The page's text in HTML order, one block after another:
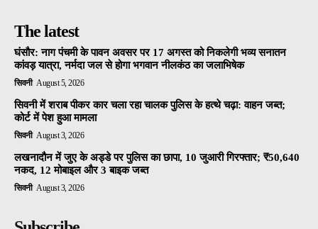
The latest
घंसौर: नाग पंचमी के पावन अवसर पर 17 अगस्त को निकलेगी भव्य सनातन
कांवड़ यात्रा, नर्मदा जल से होगा भगवान नीलकंठ का जलाभिषेक
सिवनी August 5, 2026
सिवनी में शराब पीकर कार चला रहा चालक पुलिस के हत्थे चढ़ा: वाहन जब्त;
कोर्ट में पेश हुआ मामला
सिवनी August 3, 2026
लखनादौन में जुए के अड्डे पर पुलिस का छापा, 10 जुआरी गिरफ्तार; ₹50,640
नकद, 12 मोबाइल और 3 बाइक जब्त
सिवनी August 3, 2026